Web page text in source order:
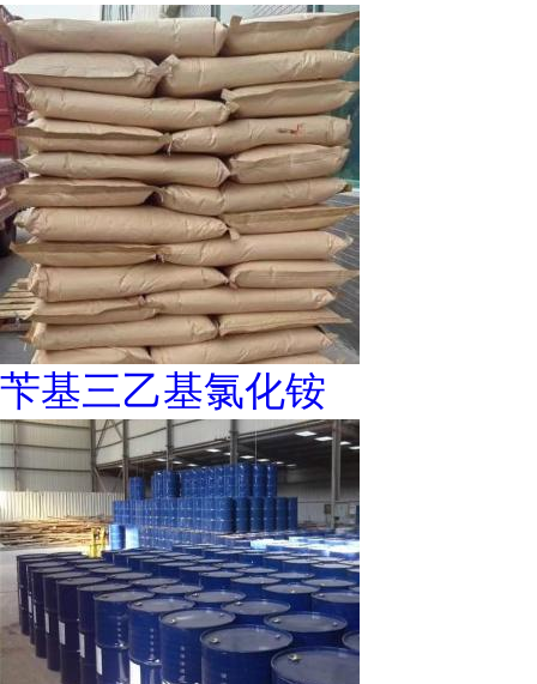
苄基三乙基氯化铵